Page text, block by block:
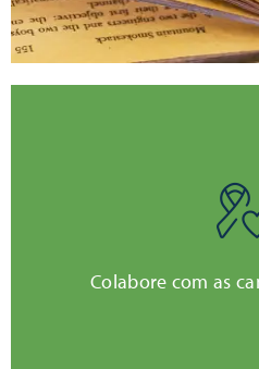
Colabore com as